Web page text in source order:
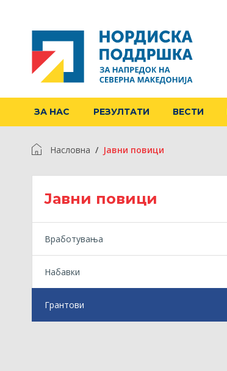
ЗА НАС РЕЗУЛТАТИ ВЕСТИ
Насловна Jавни повици
Jавни повици
Вработувања
Набавки
Грантови